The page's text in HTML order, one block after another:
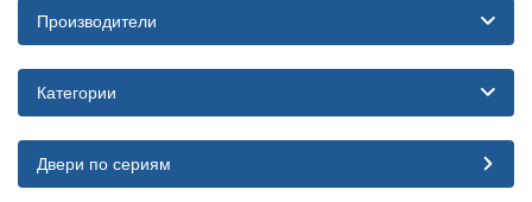
Производители
Категории
Двери по сериям